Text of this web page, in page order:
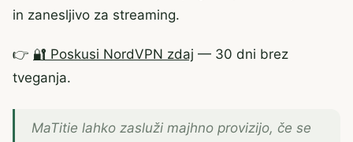
in zanesljivo za streaming.
👉 🔐 Poskusi NordVPN zdaj — 30 dni brez
tveganja.
MaTitie lahko zasluži majhno provizijo, če se